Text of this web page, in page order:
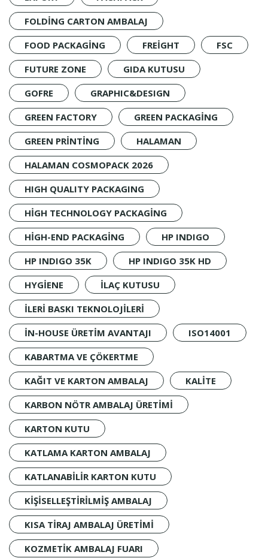
FOLDING CARTON AMBALAJ
FOOD PACKAGING
FREIGHT
FSC
FUTURE ZONE
GIDA KUTUSU
GOFRE
GRAPHIC&DESIGN
GREEN FACTORY
GREEN PACKAGING
GREEN PRINTING
HALAMAN
HALAMAN COSMOPACK 2026
HIGH QUALITY PACKAGING
HIGH TECHNOLOGY PACKAGING
HIGH-END PACKAGING
HP INDIGO
HP INDIGO 35K
HP INDIGO 35K HD
HYGIENE
İLAÇ KUTUSU
ILERI BASKI TEKNOLOJILERI
IN-HOUSE ÜRETIM AVANTAJI
ISO14001
KABARTMA VE ÇÖKERTME
KAĞIT VE KARTON AMBALAJ
KALİTE
KARBON NÖTR AMBALAJ ÜRETIMI
KARTON KUTU
KATLAMA KARTON AMBALAJ
KATLANABILIR KARTON KUTU
KIŞISELLEŞTIRILMIŞ AMBALAJ
KISA TIRAJ AMBALAJ ÜRETIMI
KOZMETIK AMBALAJ FUARI